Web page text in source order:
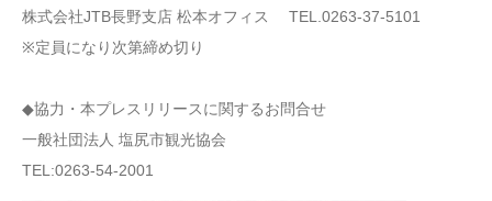
株式会社JTB長野支店 松本オフィス TEL.0263-37-5101
※定員になり次第締め切り
◆協力・本プレスリリースに関するお問合せ
一般社団法人 塩尻市観光協会
TEL:0263-54-2001